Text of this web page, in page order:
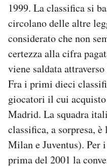
1999. La classifica si
circolano delle altre
considerato che non
certezza alla cifra
viene saldata
Fra i primi dieci
giocatori il cui
Madrid. La squadra
classifica, a sorpresa,
Milan e Juventus). Per
prima del 2001 la